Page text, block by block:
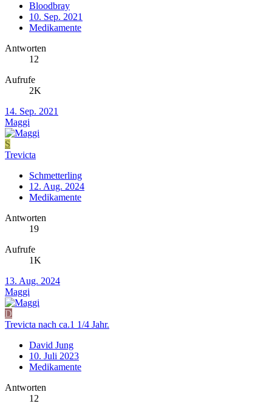
Bloodbray
10. Sep. 2021
Medikamente
Antworten
12
Aufrufe
2K
14. Sep. 2021
Maggi
S
Trevicta
Schmetterling
12. Aug. 2024
Medikamente
Antworten
19
Aufrufe
1K
13. Aug. 2024
Maggi
D
Trevicta nach ca.1 1/4 Jahr.
David Jung
10. Juli 2023
Medikamente
Antworten
12